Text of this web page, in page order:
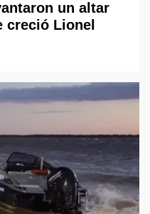
un altar
creció Lionel